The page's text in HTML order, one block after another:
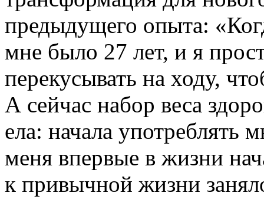
предыдущего опыта:
мне было 27 лет, и я
перекусывать на ходу,
А сейчас набор веса
ела: начала употреблять
меня впервые в жизни
к привычной жизни